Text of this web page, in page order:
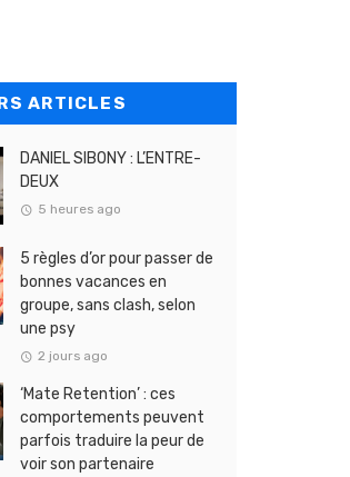
ARTICLES
DANIEL SIBONY : L’ENTRE-
DEUX
5 heures ago
5 règles d’or pour passer de
bonnes vacances en
groupe, sans clash, selon
une psy
2 jours ago
‘Mate Retention’ : ces
comportements peuvent
parfois traduire la peur de
voir son partenaire